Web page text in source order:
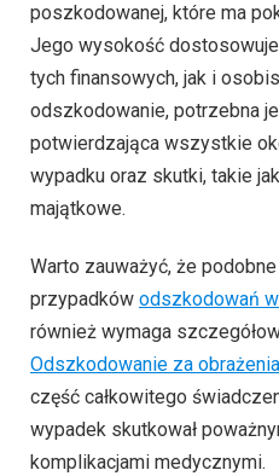
poszkodowanej, które ma
Jego wysokość
tych finansowych, jak i
odszkodowanie, potrzebna
potwierdzająca wszystkie
wypadku oraz skutki, takie
majątkowe.
Warto zauważyć, że
przypadków odszkodowań
również wymaga
Odszkodowanie za obrażenia
część całkowitego
wypadek skutkował
komplikacjami medycznymi.